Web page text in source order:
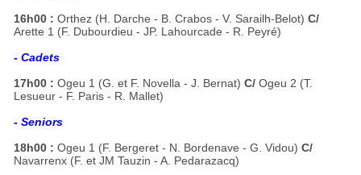
16h00 :Orthez (H. Darche - B. Crabos - V. Sarailh-Belot)C/
Arette 1 (F. Dubourdieu - JP. Lahourcade - R. Peyré)
- Cadets
17h00 : Ogeu 1 (G. et F. Novella - J. Bernat)C/ Ogeu 2 (T.
Lesueur - F. Paris - R. Mallet)
- Seniors
18h00 :Ogeu 1 (F. Bergeret - N. Bordenave - G. Vidou)C/
Navarrenx (F. et JM Tauzin - A. Pedarazacq)